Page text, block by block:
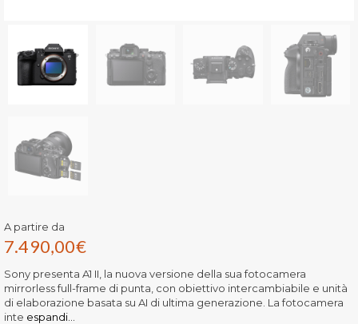
A partire da
7.490,00€
Sony presenta A1 II, la nuova versione della sua fotocamera
mirrorless full-frame di punta, con obiettivo intercambiabile e unità
di elaborazione basata su AI di ultima generazione. La fotocamera
inte espandi...